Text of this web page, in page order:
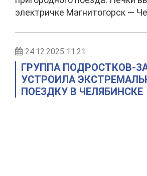
электричке Магнитогорск —
24.12.2025 11:21
ГРУППА ПОДРОСТКОВ-
УСТРОИЛА
ПОЕЗДКУ В ЧЕЛЯБИНСКЕ